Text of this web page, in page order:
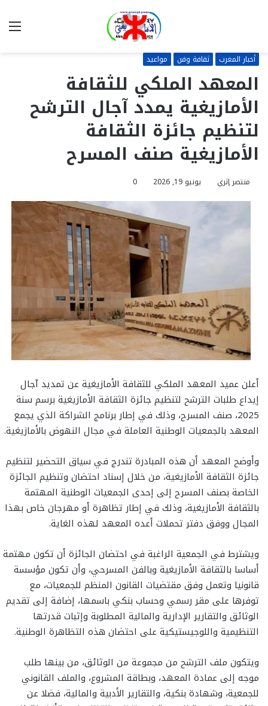
أخبار المغرب ثقافة وفن مواعيد
المعهد الملكي للثقافة
الأمازيغية يمدد آجال الترشح
لتنظيم جائزة الثقافة
الأمازيغية صنف المسرح
منتصر إثري يونيو 19, 2026 0
أعلن عميد المعهد الملكي للثقافة الأمازيغية عن تمديد آجال
إيداع طلبات الترشح لتنظيم جائزة الثقافة الأمازيغية برسم سنة
2025، صنف المسرح، وذلك في إطار برنامج الشراكة الذي يجمع
المعهد بالجمعيات الوطنية العاملة في مجال النهوض بالأمازيغية.
وأوضح المعهد أن هذه المبادرة تندرج في سياق التحضير لتنظيم
جائزة الثقافة الأمازيغية، من خلال إسناد احتضان وتنظيم الجائزة
الخاصة بصنف المسرح إلى إحدى الجمعيات الوطنية المهتمة
بالثقافة الأمازيغية، وذلك في إطار تظاهرة أو مهرجان خاص بهذا
المجال ووفق دفتر تحملات أعده المعهد لهذه الغاية.
ويشترط في الجمعية الراغبة في احتضان الجائزة أن تكون مهتمة
أساسا بالثقافة الأمازيغية وبالفن المسرحي، وأن تكون مؤسسة
قانونيا وتعمل وفق مقتضيات القانون المنظم للجمعيات، مع
توفرها على مقر رسمي وحساب بنكي باسمها، إضافة إلى تقديم
الوثائق والتقارير الإدارية والمالية المطلوبة وإثبات قدرتها
التنظيمية واللوجيستيكية على احتضان هذه التظاهرة الوطنية.
ويتكون ملف الترشح من مجموعة من الوثائق، من بينها طلب
موجه إلى عمادة المعهد، وبطاقة المشروع، والملف القانوني
للجمعية، وشهادة بنكية، والتقارير الأدبية والمالية، فضلا عن